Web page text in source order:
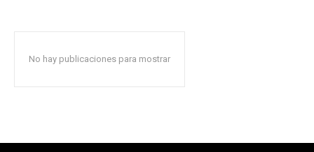
No hay publicaciones para mostrar